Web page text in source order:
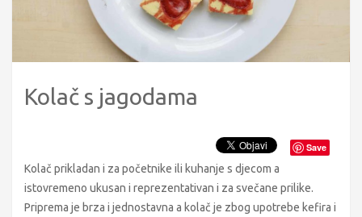
Kolač s jagodama
Save
Kolač prikladan i za početnike ili kuhanje s djecom a
istovremeno ukusan i reprezentativan i za svečane prilike.
Priprema je brza i jednostavna a kolač je zbog upotrebe kefira i